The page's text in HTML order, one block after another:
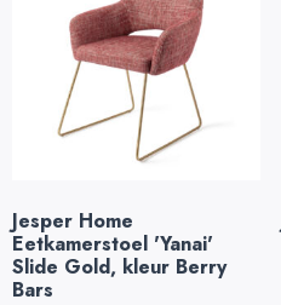
Jesper Home
Eetkamerstoel 'Yanai'
Slide Gold, kleur Berry
Bars